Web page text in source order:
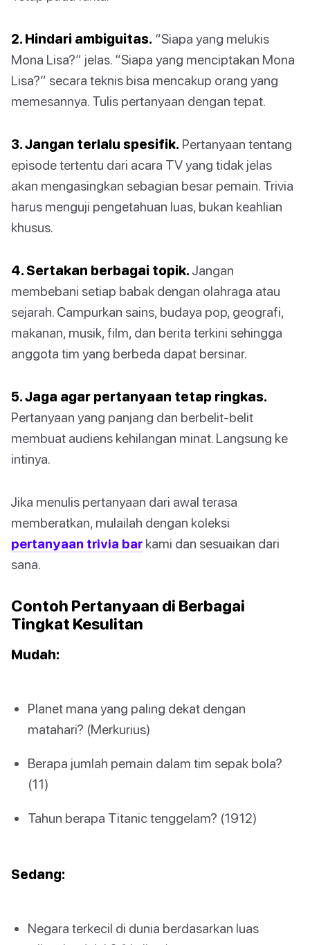
2. Hindari ambiguitas. “Siapa yang melukis
Mona Lisa?” jelas. “Siapa yang menciptakan Mona
Lisa?” secara teknis bisa mencakup orang yang
memesannya. Tulis pertanyaan dengan tepat.
3. Jangan terlalu spesifik. Pertanyaan tentang
episode tertentu dari acara TV yang tidak jelas
akan mengasingkan sebagian besar pemain. Trivia
harus menguji pengetahuan luas, bukan keahlian
khusus.
4. Sertakan berbagai topik. Jangan
membebani setiap babak dengan olahraga atau
sejarah. Campurkan sains, budaya pop, geografi,
makanan, musik, film, dan berita terkini sehingga
anggota tim yang berbeda dapat bersinar.
5. Jaga agar pertanyaan tetap ringkas.
Pertanyaan yang panjang dan berbelit-belit
membuat audiens kehilangan minat. Langsung ke
intinya.
Jika menulis pertanyaan dari awal terasa
memberatkan, mulailah dengan koleksi
pertanyaan trivia bar kami dan sesuaikan dari
sana.
Contoh Pertanyaan di Berbagai
Tingkat Kesulitan
Mudah:
Planet mana yang paling dekat dengan
matahari? (Merkurius)
Berapa jumlah pemain dalam tim sepak bola?
(11)
Tahun berapa Titanic tenggelam? (1912)
Sedang:
Negara terkecil di dunia berdasarkan luas